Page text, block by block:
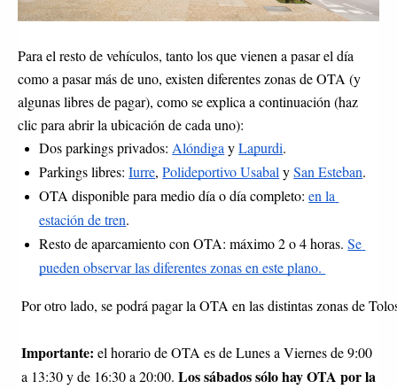
Para el resto de vehículos, tanto los que vienen a pasar el día
como a pasar más de uno, existen diferentes zonas de OTA (y
algunas libres de pagar), como se explica a continuación (haz
clic para abrir la ubicación de cada uno):
Dos parkings privados: Alóndiga y Lapurdi.
Parkings libres: Iurre, Polideportivo Usabal y San Esteban.
OTA disponible para medio día o día completo: en la
estación de tren.
Resto de aparcamiento con OTA: máximo 2 o 4 horas. Se
pueden observar las diferentes zonas en este plano.
Por otro lado, se podrá pagar la OTA en las distintas zonas de
Importante: el horario de OTA es de Lunes a Viernes de 9:00
a 13:30 y de 16:30 a 20:00. Los sábados sólo hay OTA por la